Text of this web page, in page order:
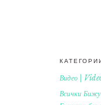
КАТЕГОРИИ
Видео |
Всички